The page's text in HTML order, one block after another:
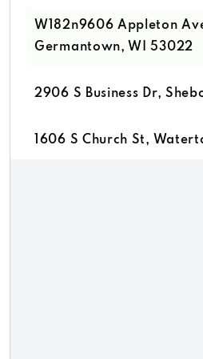
W182n9606 Appleton
Germantown, WI 53022
2906 S Business Dr,
1606 S Church St,